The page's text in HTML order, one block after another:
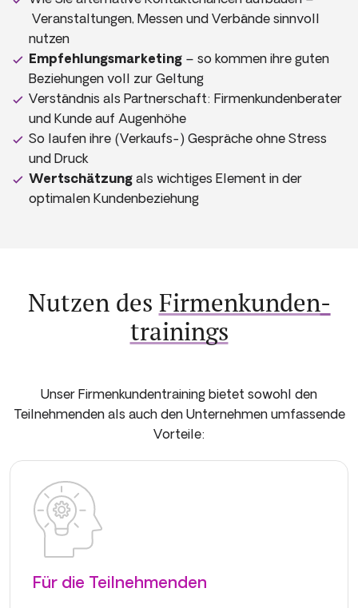
Veranstaltungen, Messen und Verbände sinnvoll
nutzen
Empfehlungsmarketing – so kommen ihre guten
Beziehungen voll zur Geltung
Verständnis als Partnerschaft: Firmenkundenberater
und Kunde auf Augenhöhe
So laufen ihre (Verkaufs-) Gespräche ohne Stress
und Druck
Wertschätzung als wichtiges Element in der
optimalen Kundenbeziehung
Nutzen des Firmenkunden­
trainings
Unser Firmenkunden­training bietet sowohl den
Teilnehmenden als auch den Unternehmen umfassende
Vorteile:
Für die Teilnehmenden